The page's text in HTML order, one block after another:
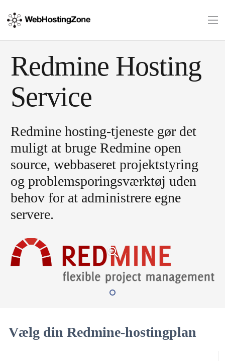
Redmine Hosting
Service
Redmine hosting-tjeneste gør det
muligt at bruge Redmine open
source, webbaseret projektstyring
og problemsporingsværktøj uden
behov for at administrere egne
servere.
Vælg din Redmine-hostingplan